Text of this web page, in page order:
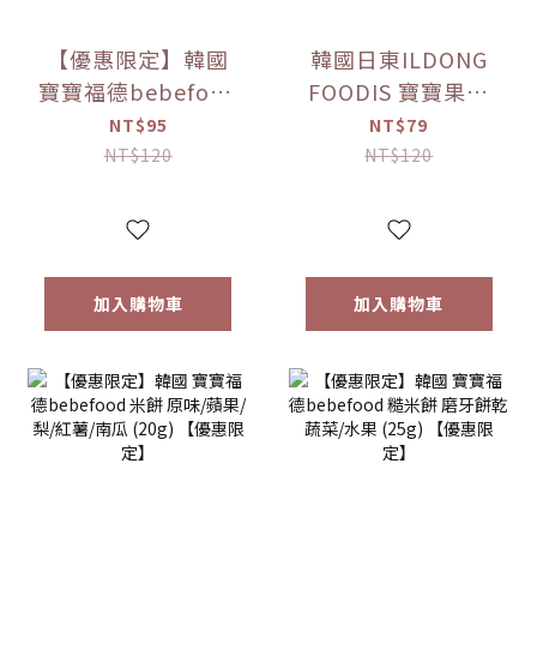
【優惠限定】韓國
寶寶福德bebefood
接骨木莓果汁
(80ml)
NT$95
NT$120
加入購物車
韓國日東ILDONG
FOODIS 寶寶果汁
桔梗梨/蘋果黑棗
(100ml) 【優惠限
NT$79
NT$120
加入購物車